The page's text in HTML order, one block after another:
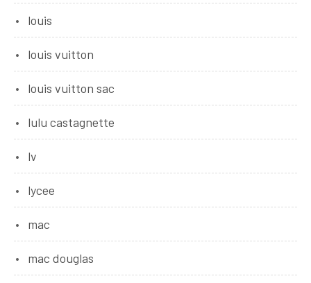
louis
louis vuitton
louis vuitton sac
lulu castagnette
lv
lycee
mac
mac douglas